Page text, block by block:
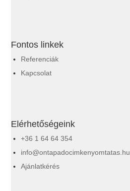
Fontos linkek
Referenciák
Kapcsolat
Elérhetőségeink
+36 1 64 64 354
info@ontapadocimkenyomtatas.hu
Ajánlatkérés